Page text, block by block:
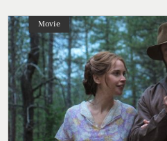
Movie